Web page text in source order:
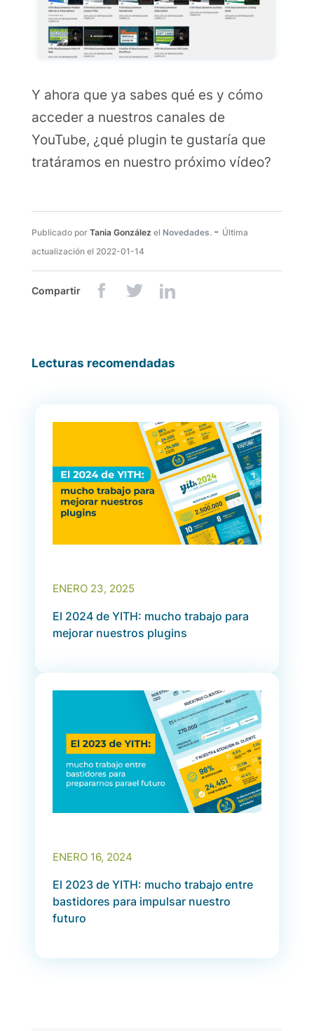
Y ahora que ya sabes qué es y cómo
acceder a nuestros canales de
YouTube, ¿qué plugin te gustaría que
tratáramos en nuestro próximo vídeo?
Publicado por Tania González el Novedades. - Última
actualización el 2022-01-14
Compartir
Lecturas recomendadas
ENERO 23, 2025
El 2024 de YITH: mucho trabajo para
mejorar nuestros plugins
ENERO 16, 2024
El 2023 de YITH: mucho trabajo entre
bastidores para impulsar nuestro
futuro